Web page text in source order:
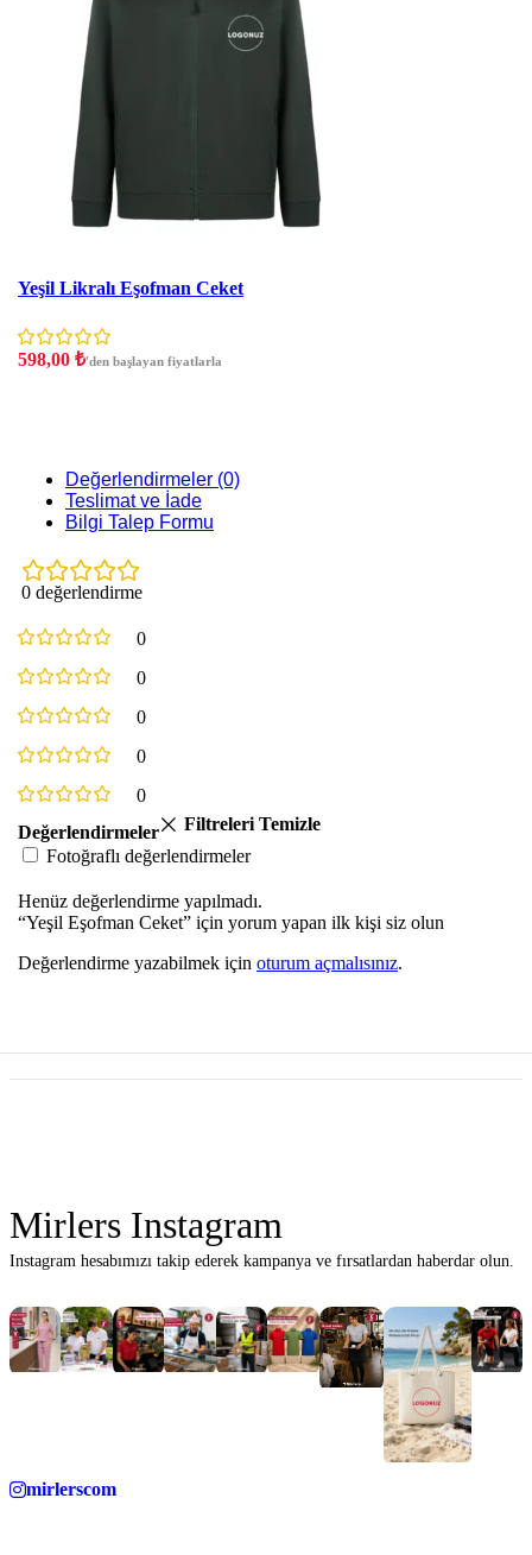
Yeşil Likralı Eşofman Ceket
598,00 ₺'den başlayan fiyatlarla
Değerlendirmeler (0)
Teslimat ve İade
Bilgi Talep Formu
0 değerlendirme
0
0
0
0
0
Değerlendirmeler
Filtreleri Temizle
Fotoğraflı değerlendirmeler
Henüz değerlendirme yapılmadı.
“Yeşil Eşofman Ceket” için yorum yapan ilk kişi siz olun
Değerlendirme yazabilmek için oturum açmalısınız.
Mirlers Instagram
Instagram hesabımızı takip ederek kampanya ve fırsatlardan haberdar olun.
mirlerscom